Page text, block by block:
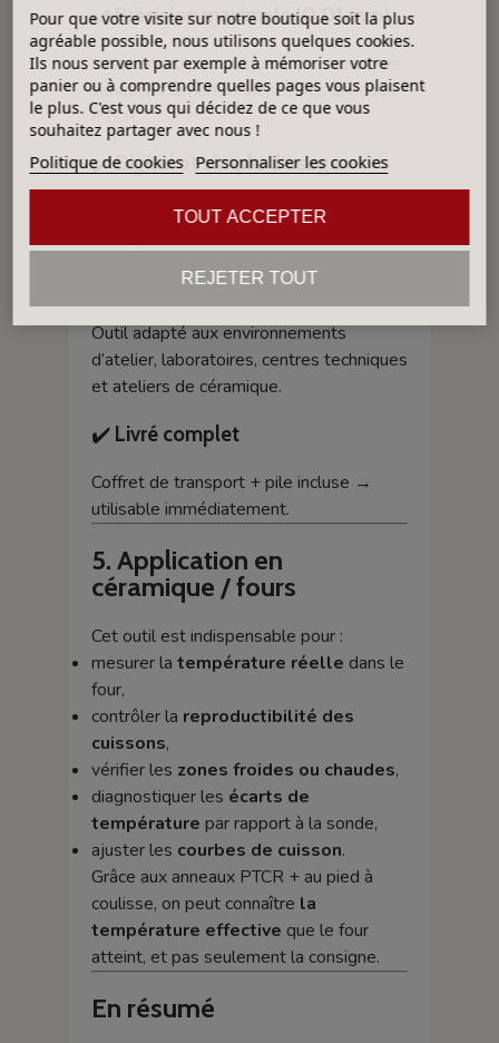
✔️Précision maximale (0,01 mm)
Indispensable pour lire correctement les
variations dimensionnelles des anneaux
PTCR.
✔️Digital et simple d’usage
Lecture directe sans erreur
Fiable et stable
Outil adapté aux environnements
d’atelier, laboratoires, centres techniques
et ateliers de céramique.
✔️ Livré complet
Coffret de transport + pile incluse →
utilisable immédiatement.
5. Application en
céramique / fours
Cet outil est indispensable pour :
mesurer la température réelle dans le
four,
contrôler la reproductibilité des
cuissons,
vérifier les zones froides ou chaudes,
diagnostiquer les écarts de
température par rapport à la sonde,
ajuster les courbes de cuisson.
Grâce aux anneaux PTCR + au pied à
coulisse, on peut connaître la
température effective que le four
atteint, et pas seulement la consigne.
En résumé
Pour que votre visite sur notre boutique soit la plus
agréable possible, nous utilisons quelques cookies.
Ils nous servent par exemple à mémoriser votre
panier ou à comprendre quelles pages vous plaisent
le plus. C'est vous qui décidez de ce que vous
souhaitez partager avec nous !
Politique de cookies Personnaliser les cookies
REJETER TOUT
TOUT ACCEPTER